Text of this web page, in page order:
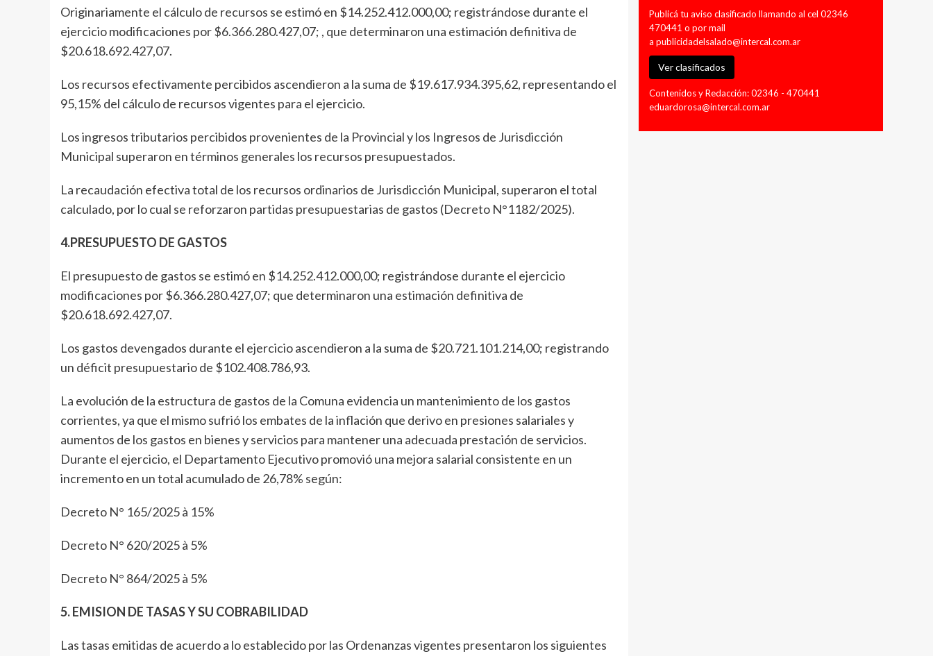
Originariamente el cálculo de recursos se estimó en $14.252.412.000,00; registrándose durante el
ejercicio modificaciones por $6.366.280.427,07; , que determinaron una estimación definitiva de
$20.618.692.427,07.
Los recursos efectivamente percibidos ascendieron a la suma de $19.617.934.395,62, representando el
95,15% del cálculo de recursos vigentes para el ejercicio.
Los ingresos tributarios percibidos provenientes de la Provincial y los Ingresos de Jurisdicción
Municipal superaron en términos generales los recursos presupuestados.
La recaudación efectiva total de los recursos ordinarios de Jurisdicción Municipal, superaron el total
calculado, por lo cual se reforzaron partidas presupuestarias de gastos (Decreto N°1182/2025).
4.PRESUPUESTO DE GASTOS
El presupuesto de gastos se estimó en $14.252.412.000,00; registrándose durante el ejercicio
modificaciones por $6.366.280.427,07; que determinaron una estimación definitiva de
$20.618.692.427,07.
Los gastos devengados durante el ejercicio ascendieron a la suma de $20.721.101.214,00; registrando
un déficit presupuestario de $102.408.786,93.
La evolución de la estructura de gastos de la Comuna evidencia un mantenimiento de los gastos
corrientes, ya que el mismo sufrió los embates de la inflación que derivo en presiones salariales y
aumentos de los gastos en bienes y servicios para mantener una adecuada prestación de servicios.
Durante el ejercicio, el Departamento Ejecutivo promovió una mejora salarial consistente en un
incremento en un total acumulado de 26,78% según:
Decreto N° 165/2025 à 15%
Decreto N° 620/2025 à 5%
Decreto N° 864/2025 à 5%
5. EMISION DE TASAS Y SU COBRABILIDAD
Las tasas emitidas de acuerdo a lo establecido por las Ordenanzas vigentes presentaron los siguientes
Publicá tu aviso clasificado llamando al cel 02346
470441 o por mail
a publicidadelsalado@intercal.com.ar
Ver clasificados
Contenidos y Redacción: 02346 - 470441
eduardorosa@intercal.com.ar